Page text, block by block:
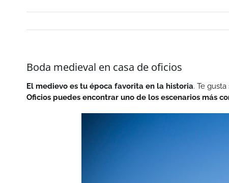
Boda medieval en casa de oficios
El medievo es tu época favorita en la historia. Te
Oficios puedes encontrar uno de los escenarios más